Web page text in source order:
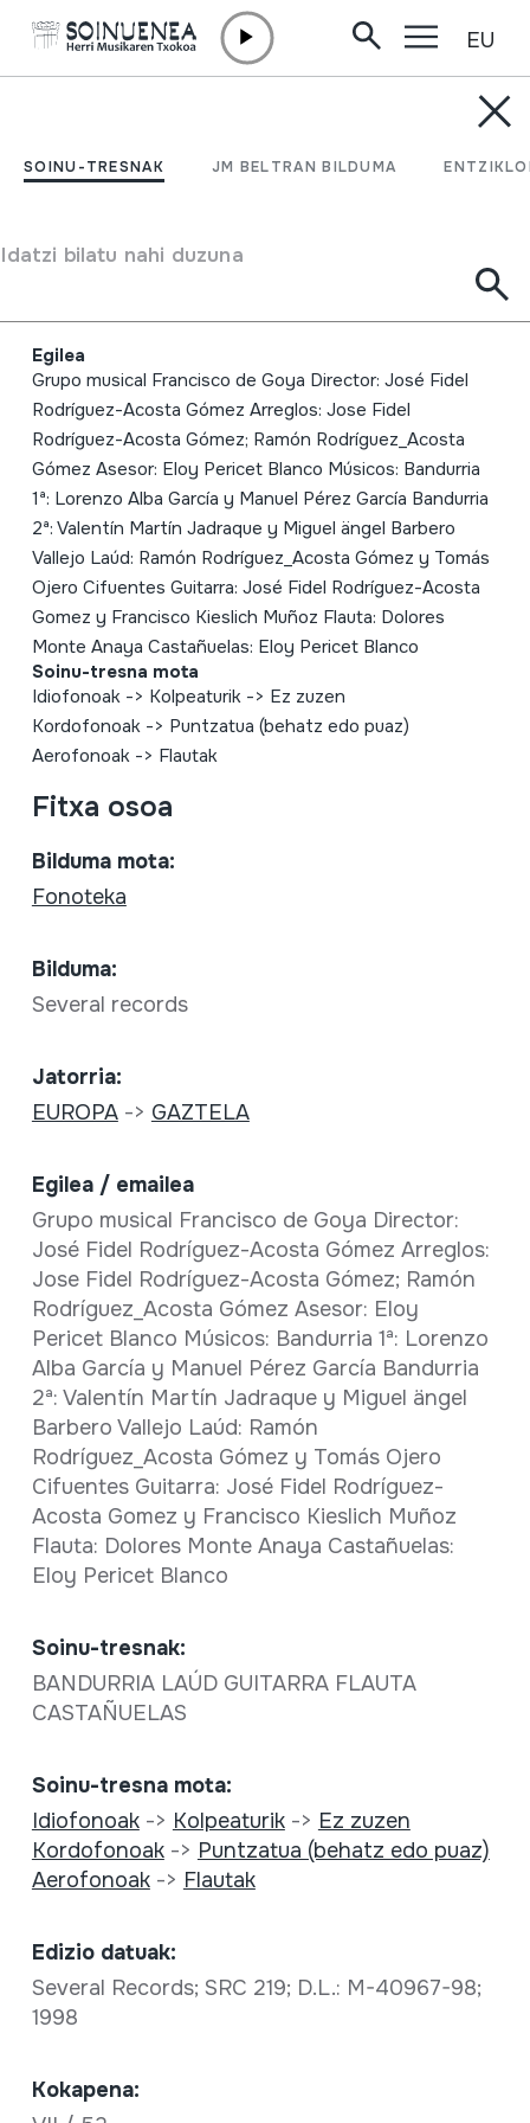
SOINU-TRESNAK JM BELTRAN BILDUMA
Idatzi bilatu nahi duzuna
EU
MUSICA EN LA VILLA Y
XVIII-XIX) La Escuela
Egilea
Grupo musical Francisco de Goya Director: José Fidel
Rodríguez-Acosta Gómez Arreglos: Jose Fidel
Rodríguez-Acosta Gómez; Ramón Rodríguez_Acosta
Gómez Asesor: Eloy Pericet Blanco Músicos: Bandurria
1ª: Lorenzo Alba García y Manuel Pérez García Bandurria
2ª: Valentín Martín Jadraque y Miguel ängel Barbero
Vallejo Laúd: Ramón Rodríguez_Acosta Gómez y Tomás
Ojero Cifuentes Guitarra: José Fidel Rodríguez-Acosta
Gomez y Francisco Kieslich Muñoz Flauta: Dolores
Monte Anaya Castañuelas: Eloy Pericet Blanco
Soinu-tresna mota
Idiofonoak-> Kolpeaturik-> Ez zuzen
Kordofonoak-> Puntzatua (behatz edo puaz)
Aerofonoak-> Flautak
Fitxa osoa
Bilduma mota:
Fonoteka
Bilduma:
Several records
Jatorria:
EUROPA-> GAZTELA
Egilea / emailea
Grupo musical Francisco de Goya Director:
José Fidel Rodríguez-Acosta Gómez Arreglos:
Jose Fidel Rodríguez-Acosta Gómez; Ramón
Rodríguez_Acosta Gómez Asesor: Eloy
Pericet Blanco Músicos: Bandurria 1ª: Lorenzo
Alba García y Manuel Pérez García Bandurria
2ª: Valentín Martín Jadraque y Miguel ängel
Barbero Vallejo Laúd: Ramón
Rodríguez_Acosta Gómez y Tomás Ojero
Cifuentes Guitarra: José Fidel Rodríguez-
Acosta Gomez y Francisco Kieslich Muñoz
Flauta: Dolores Monte Anaya Castañuelas:
Eloy Pericet Blanco
Soinu-tresnak:
BANDURRIA LAÚD GUITARRA FLAUTA
CASTAÑUELAS
Soinu-tresna mota:
Idiofonoak-> Kolpeaturik-> Ez zuzen
Kordofonoak-> Puntzatua (behatz edo puaz)
Aerofonoak-> Flautak
Edizio datuak:
Several Records; SRC 219; D.L.: M-40967-98;
1998
Kokapena: